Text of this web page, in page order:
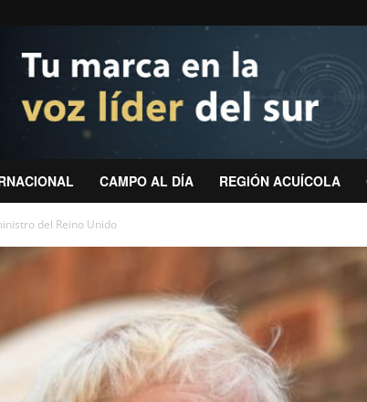
CAMPO AL DÍA REGIÓN ACUÍCOLA
del Reino Unido